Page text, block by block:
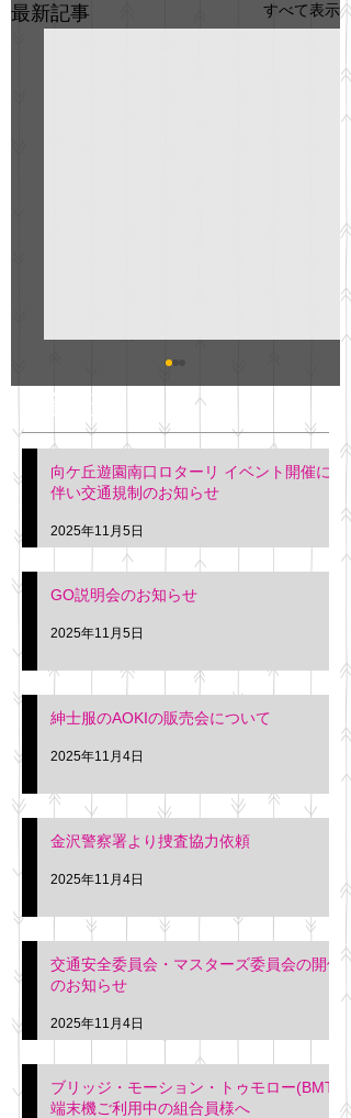
最新記事 すべて表示
明日(11月6日)午後3時～5
階会議室にてGOの説明会
を行います。 神奈川個人
タクシー協同組合 専務 佐
久間
最新記事
向ケ丘遊園南口ロターリ イベント開催に
伴い交通規制のお知らせ
2025年11月5日
GO説明会のお知らせ
2025年11月5日
紳士服のAOKIの販売会について
2025年11月4日
金沢警察署より捜査協力依頼
2025年11月4日
交通安全委員会・マスターズ委員会の開催
のお知らせ
2025年11月4日
ブリッジ・モーション・トゥモロー(BMT)
端末機ご利用中の組合員様へ